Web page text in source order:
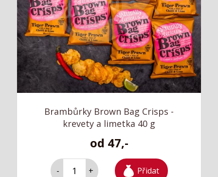
Brambůrky Brown Bag Crisps -
krevety a limetka 40 g
od 47,-
- + Přidat